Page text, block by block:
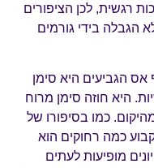
רגשית, לכן הציפורים
הגבלה בידי גורמים
אס הגביעים היא סימן
היא חוזה סימן מרוח
כמו בסיפורו של
כמה רחוקים הוא
מופיעות לעתים